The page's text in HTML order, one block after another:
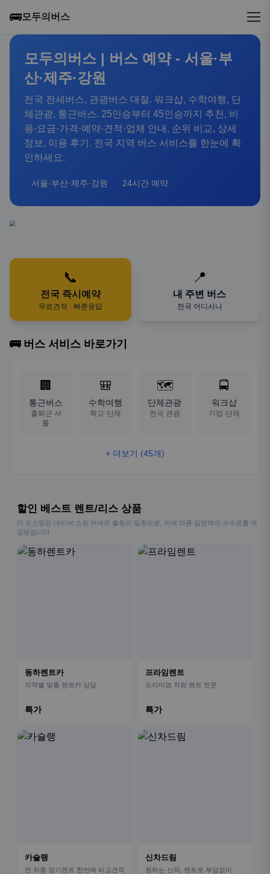
🚌모두의버스
모두의버스 | 버스 예약 - 서울·부
산·제주·강원
전국 전세버스, 관광버스 대절. 워크샵, 수학여행, 단
체관광, 통근버스. 25인승부터 45인승까지 추천, 비
용·요금·가격·예약·견적·업체 안내, 순위 비교, 상세
정보, 이용 후기. 전국 지역 버스 서비스를 한눈에 확
인하세요.
서울·부산·제주·강원 24시간 예약
📞
전국 즉시예약
무료견적 · 빠른응답
📍
내 주변 버스
전국 어디서나
🚌 버스 서비스 바로가기
🏢
통근버스
출퇴근 셔
틀
🎒
수학여행
학교·단체
🗺️
단체관광
전국 관광
🚍
워크샵
기업·단체
+ 더보기 (45개)
할인 베스트 렌트/리스 상품
이 포스팅은 네이버 쇼핑 커넥트 활동의 일환으로, 이에 따른 일정액의 수수료를 제
공받습니다.
동하렌트카
지역별 맞춤 렌트카 상담
특가
프라임렌트
프리미엄 차량 렌트 전문
특가
카슐랭
전 차종 장기렌트 한번에 비교견적
신차드림
원하는 신차, 렌트로 부담없이